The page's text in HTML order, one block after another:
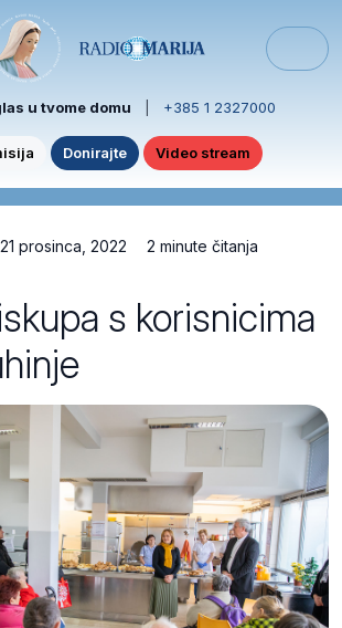
u tvome domu +385 1 2327000
Donirajte Video stream
21 prosinca, 2022 2 minute čitanja
s korisnicima